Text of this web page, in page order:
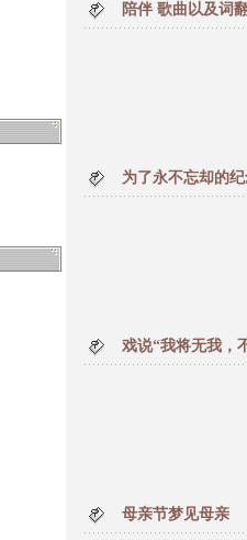
陪伴 歌曲以及词
为了永不忘却的
戏说“我将无我，
母亲节梦见母亲